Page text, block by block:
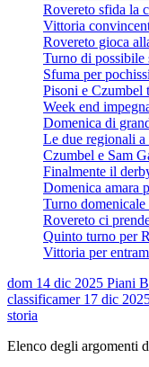
Rovereto sfida la
Vittoria
Rovereto gioca
Turno di possibile
Sfuma per
Pisoni e Czumbel
Week end
Domenica di
Le due regionali a
Czumbel e Sam
Finalmente il
Domenica amara
Turno
Rovereto ci
Quinto turno per
Vittoria per
dom 14 dic 2025 Piani
classificamer 17 dic
storia
Elenco degli argomenti